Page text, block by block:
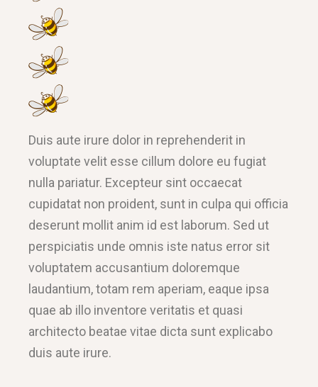
Duis aute irure dolor in reprehenderit in
voluptate velit esse cillum dolore eu fugiat
nulla pariatur. Excepteur sint occaecat
cupidatat non proident, sunt in culpa qui officia
deserunt mollit anim id est laborum. Sed ut
perspiciatis unde omnis iste natus error sit
voluptatem accusantium doloremque
laudantium, totam rem aperiam, eaque ipsa
quae ab illo inventore veritatis et quasi
architecto beatae vitae dicta sunt explicabo
duis aute irure.